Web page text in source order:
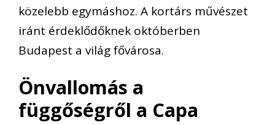
közelebb egymáshoz. A kortárs művészet
iránt érdeklődőknek októberben
Budapest a világ fővárosa.
Önvallomás a
függőségről a Capa